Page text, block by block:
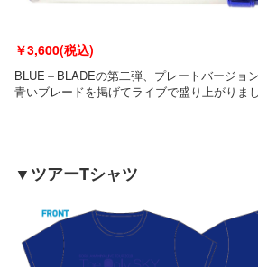
￥3,600(税込)
BLUE＋BLADEの第二弾、プレートバージョン
青いブレードを掲げてライブで盛り上がりま
▼ツアーTシャツ